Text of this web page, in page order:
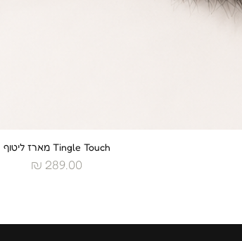
תצוגה מהירה
Tingle Touch מארז ליטוף
מחיר